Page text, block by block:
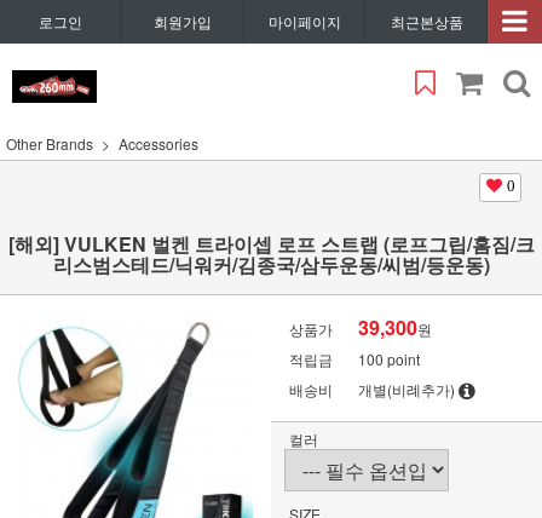
로그인 회원가입 마이페이지 최근본상품
Other Brands Accessories
0
[해외] VULKEN 벌켄 트라이셉 로프 스트랩 (로프그립/홈짐/크
리스범스테드/닉워커/김종국/삼두운동/씨범/등운동)
상품가 39,300원
적립금
100 point
배송비
개별(비례추가)
컬러
SIZE